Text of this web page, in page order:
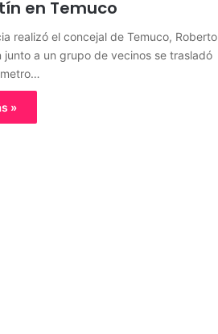
en Temuco
realizó el concejal de Temuco, Roberto
junto a un grupo de vecinos se trasladó
»